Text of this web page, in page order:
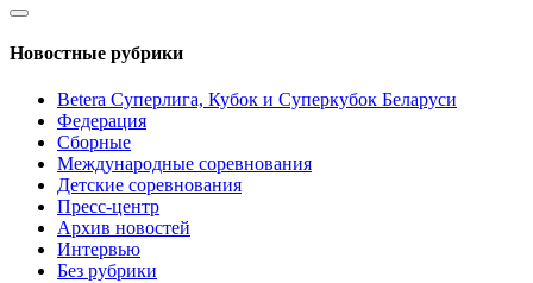
Новостные рубрики
Betera Суперлига, Кубок и Суперкубок Беларуси
Федерация
Сборные
Международные соревнования
Детские соревнования
Пресс-центр
Архив новостей
Интервью
Без рубрики